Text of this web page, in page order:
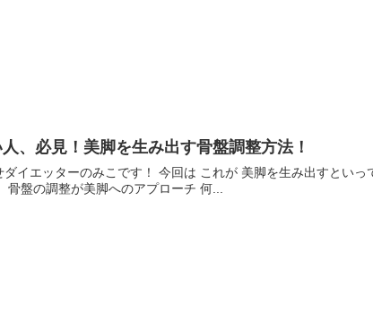
、必見！美脚を生み出す骨盤調整方法！
イエッターのみこです！ 今回は これが 美脚を生み出すといっ
盤の調整が美脚へのアプローチ 何...